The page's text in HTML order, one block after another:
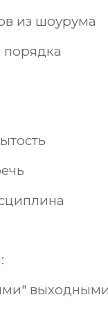
из шоурума
выходными